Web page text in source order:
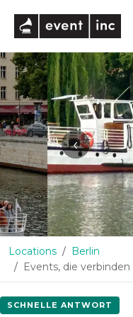
‹
Locations
Berlin
Events, die
SCHNELLE ANTWORT